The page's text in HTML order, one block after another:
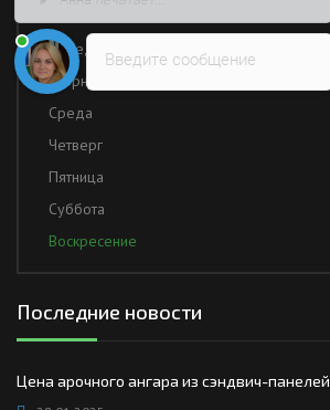
Понедельник
Вторник
Среда
Четверг
Пятница
Суббота
Воскресение
Последние новости
Цена арочного ангара из сэндвич-панелей
Введите сообщение